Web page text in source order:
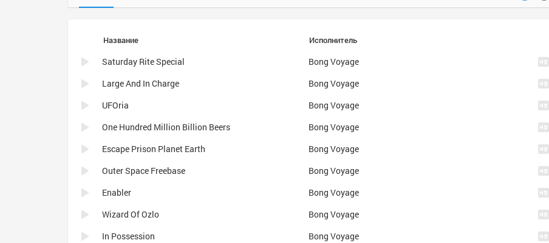
Название Исполнитель
Saturday Rite Special Bong Voyage
Large And In Charge
Bong Voyage
UFOria
Bong Voyage
One Hundred Million Billion Beers
Bong Voyage
Escape Prison Planet Earth
Bong Voyage
Outer Space Freebase
Bong Voyage
Enabler
Bong Voyage
Wizard Of Ozlo
Bong Voyage
In Possession
Bong Voyage